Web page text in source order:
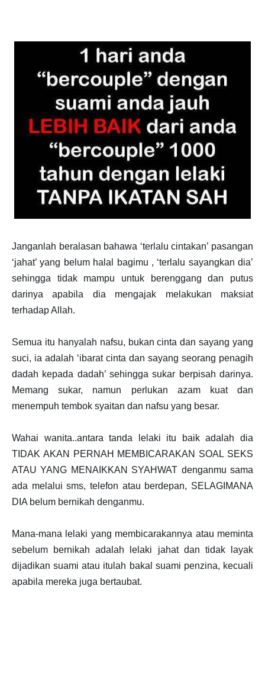
Janganlah beralasan bahawa ‘terlalu cintakan’ pasangan
‘jahat’ yang belum halal bagimu , ‘terlalu sayangkan dia’
sehingga tidak mampu untuk berenggang dan putus
darinya apabila dia mengajak melakukan maksiat
terhadap Allah.
Semua itu hanyalah nafsu, bukan cinta dan sayang yang
suci, ia adalah ‘ibarat cinta dan sayang seorang penagih
dadah kepada dadah’ sehingga sukar berpisah darinya.
Memang sukar, namun perlukan azam kuat dan
menempuh tembok syaitan dan nafsu yang besar.
Wahai wanita..antara tanda lelaki itu baik adalah dia
TIDAK AKAN PERNAH MEMBICARAKAN SOAL SEKS
ATAU YANG MENAIKKAN SYAHWAT denganmu sama
ada melalui sms, telefon atau berdepan, SELAGIMANA
DIA belum bernikah denganmu.
Mana-mana lelaki yang membicarakannya atau meminta
sebelum bernikah adalah lelaki jahat dan tidak layak
dijadikan suami atau itulah bakal suami penzina, kecuali
apabila mereka juga bertaubat.